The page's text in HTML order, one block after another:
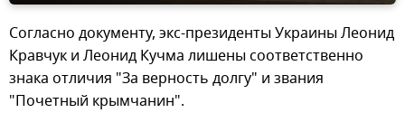
Согласно документу, экс-президенты Украины Леонид
Кравчук и Леонид Кучма лишены соответственно
знака отличия "За верность долгу" и звания
"Почетный крымчанин".